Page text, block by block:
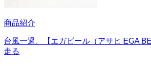
商品紹介
台風一過、【エガビール（アサヒ EGA
走る